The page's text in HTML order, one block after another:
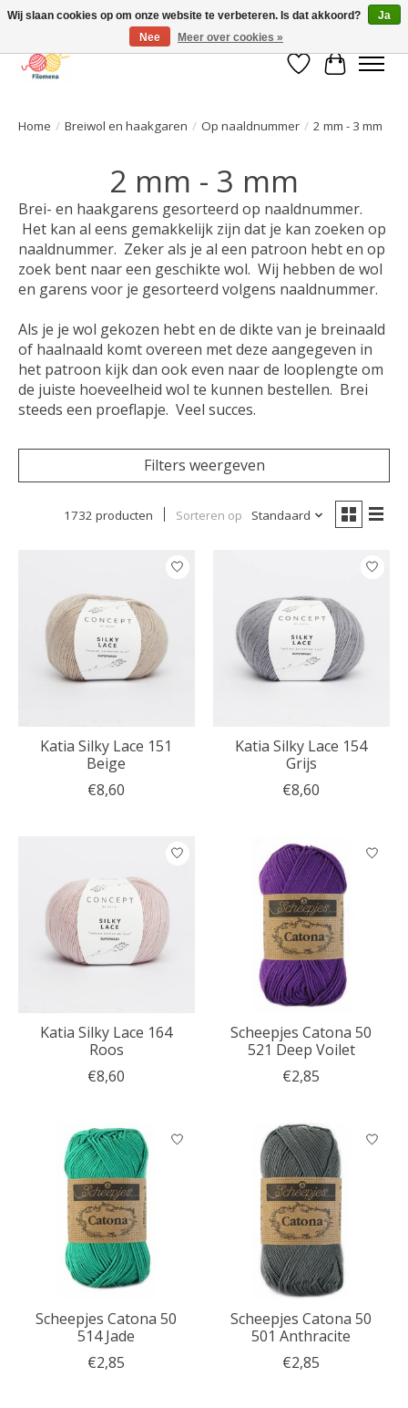
Verlanglijst
Home / Breiwol en haakgaren / Op naaldnummer / 2 mm - 3 mm
2 mm - 3 mm
Brei- en haakgarens gesorteerd op naaldnummer.
Het kan al eens gemakkelijk zijn dat je kan zoeken op
naaldnummer. Zeker als je al een patroon hebt en op
zoek bent naar een geschikte wol. Wij hebben de wol
en garens voor je gesorteerd volgens naaldnummer.
Als je je wol gekozen hebt en de dikte van je breinaald
of haalnaald komt overeen met deze aangegeven in
het patroon kijk dan ook even naar de looplengte om
de juiste hoeveelheid wol te kunnen bestellen. Brei
steeds een proeflapje. Veel succes.
Filters weergeven
1732 producten Sorteren op Standaard
Katia Silky Lace 151
Beige
€8,60
Katia Silky Lace 154
Grijs
€8,60
Katia Silky Lace 164
Roos
€8,60
Scheepjes Catona 50
521 Deep Voilet
€2,85
Scheepjes Catona 50
514 Jade
€2,85
Scheepjes Catona 50
501 Anthracite
€2,85
Wij slaan cookies op om onze website te verbeteren. Is dat akkoord?
Ja
Nee
Meer over cookies »